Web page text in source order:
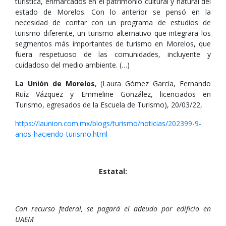
estado de Morelos. Con lo anterior se pensó en la
necesidad de contar con un programa de estudios de
turismo diferente, un turismo alternativo que integrara los
segmentos más importantes de turismo en Morelos, que
fuera respetuoso de las comunidades, incluyente y
cuidadoso del medio ambiente. (…)
La Unión de Morelos, (Laura Gómez García, Fernando
Ruíz Vázquez y Emmeline González, licenciados en
Turismo, egresados de la Escuela de Turismo), 20/03/22,
https://launion.com.mx/blogs/turismo/noticias/202399-9-
anos-haciendo-turismo.html
Estatal:
Con recurso federal, se pagará el adeudo por edificio en
UAEM